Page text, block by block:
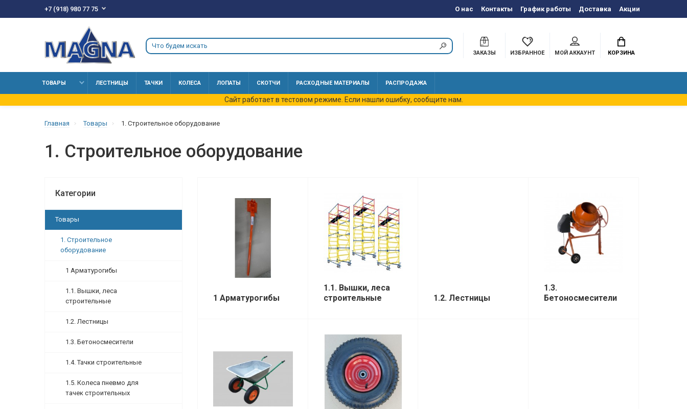
+7 (918) 980 77 75 О нас Контакты График работы Доставка Акции
ЗАКАЗЫ ИЗБРАННОЕ МОЙ АККАУНТ КОРЗИНА
ТОВАРЫ ЛЕСТНИЦЫ ТАЧКИ КОЛЕСА ЛОПАТЫ СКОТЧИ РАСХОДНЫЕ МАТЕРИАЛЫ РАСПРОДАЖА
Сайт работает в тестовом режиме. Если нашли ошибку, сообщите нам.
Главная Товары 1. Строительное оборудование
1. Строительное оборудование
Категории
Товары
1. Строительное
оборудование
1 Арматурогибы
1.1. Вышки, леса
строительные
1.2. Лестницы
1.3. Бетоносмесители
1.4. Тачки строительные
1.5. Колеса пневмо для
тачек строительных
1 Арматурогибы
1.1. Вышки, леса
строительные
1.2. Лестницы
1.3.
Бетоносмесители